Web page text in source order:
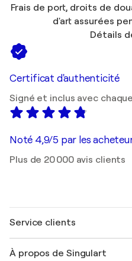
Frais de port, droits de
d'art assurées
Détails
Certificat d'authenticité
Signé et inclus avec
Noté 4,9/5 par les
Plus de 20 000 avis clients
Service clients
Expédition
À propos de Singulart